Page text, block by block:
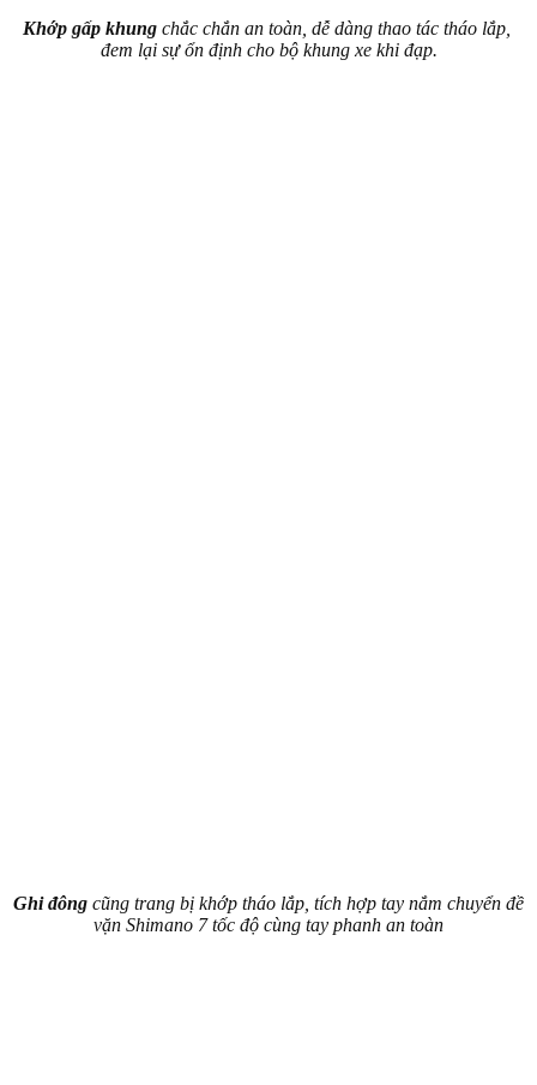
Khớp gấp khungchắc chắn an toàn, dễ dàng thao tác tháo lắp,
đem lại sự ổn định cho bộ khung xe khi đạp.
Ghi đông cũng trang bị khớp tháo lắp, tích hợp tay nắm chuyển đề
vặn Shimano 7 tốc độ cùng tay phanh an toàn